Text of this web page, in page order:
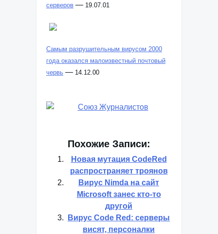
серверов — 19.07.01
Самым разрушительным вирусом 2000
года оказался малоизвестный почтовый
червь — 14.12.00
Похожие Записи:
Новая мутация CodeRed
распространяет троянов
Вирус Nimda на сайт
Microsoft занес кто-то
другой
Вирус Code Red: серверы
висят, персоналки